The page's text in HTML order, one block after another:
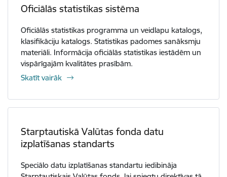
Oficiālās statistikas sistēma
Oficiālās statistikas programma un veidlapu katalogs,
klasifikāciju katalogs. Statistikas padomes sanāksmju
materiāli. Informācija oficiālās statistikas iestādēm un
vispārīgajām kvalitātes prasībām.
Skatīt vairāk
Starptautiskā Valūtas fonda datu
izplatīšanas standarts
Speciālo datu izplatīšanas standartu iedibināja